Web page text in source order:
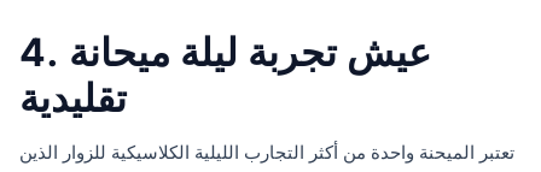
4. عيش تجربة ليلة ميحانة
تقليدية
تعتبر الميحنة واحدة من أكثر التجارب الليلية الكلاسيكية للزوار الذين